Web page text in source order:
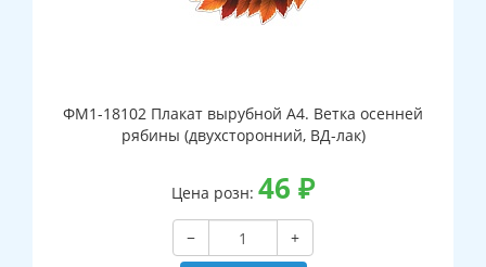
ФМ1-18102 Плакат вырубной А4. Ветка осенней
рябины (двухсторонний, ВД-лак)
Цена розн: 46 ₽
−
+